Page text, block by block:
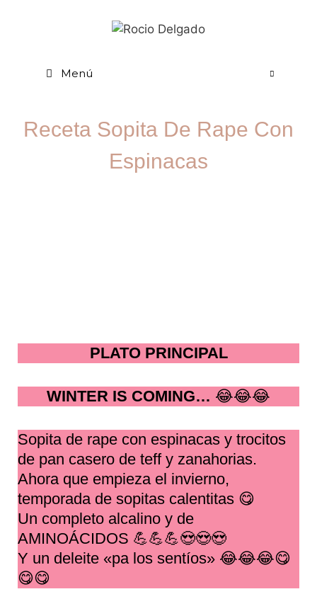
Menú
Receta Sopita De Rape Con
Espinacas
PLATO PRINCIPAL
WINTER IS COMING… 😂😂😂
Sopita de rape con espinacas y trocitos
de pan casero de teff y zanahorias.
Ahora que empieza el invierno,
temporada de sopitas calentitas 😋
Un completo alcalino y de
AMINOÁCIDOS 💪💪💪😍😍😍
Y un deleite «pa los sentíos» 😂😂😂😋
😋😋